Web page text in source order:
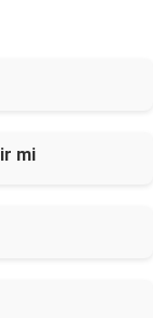
mi